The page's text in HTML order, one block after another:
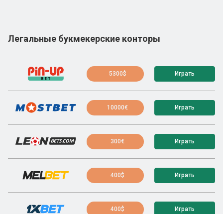
Легальные букмекерские конторы
5300$ Играть
10000€ Играть
300€ Играть
400$ Играть
400$ Играть